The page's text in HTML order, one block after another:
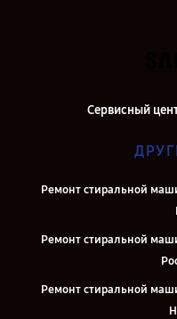
Сервисный
Ремонт стиральной
Ремонт стиральной
Ремонт стиральной